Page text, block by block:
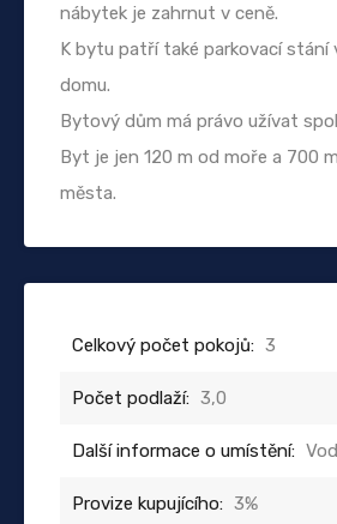
nábytek je zahrnut v ceně.
K bytu patří také parkovací stání
domu.
Bytový dům má právo užívat
Byt je jen 120 m od moře a 700
města.
Celkový počet pokojů: 3
Počet podlaží: 3,0
Další informace o umístění:
Provize kupujícího: 3%